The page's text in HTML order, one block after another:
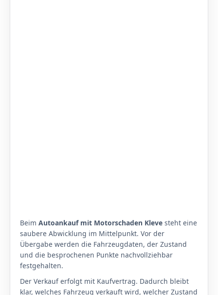
Beim Autoankauf mit Motorschaden Kleve steht eine
saubere Abwicklung im Mittelpunkt. Vor der
Übergabe werden die Fahrzeugdaten, der Zustand
und die besprochenen Punkte nachvollziehbar
festgehalten.
Der Verkauf erfolgt mit Kaufvertrag. Dadurch bleibt
klar, welches Fahrzeug verkauft wird, welcher Zustand